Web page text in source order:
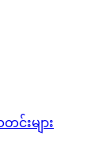
တင်းများ